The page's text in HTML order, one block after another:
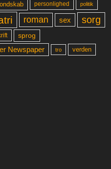
ondskab personlighed politik
roman sex sorg
sprog
Newspaper tro verden